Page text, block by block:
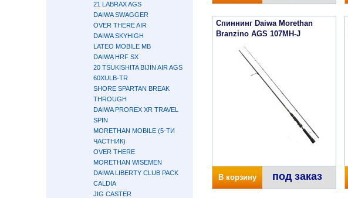
21 LABRAX AGS
DAIWA SWAGGER
OVER THERE AIR
DAIWA SKYHIGH
LATEO MOBILE MB
DAIWA HRF SX
20 TSUKISHITA BIJIN AIR AGS
60XULB-TR
SHORE SPARTAN BREAK
THROUGH
DAIWA PROREX XR TRAVEL
SPIN
MORETHAN MOBILE (5-ТИ
ЧАСТНИК)
OVER THERE
MORETHAN WISEMEN
DAIWA LIBERTY CLUB PACK
CALDIA
JIG CASTER
Спиннинг Daiwa Morethan
Branzino AGS 107MH-J
В корзину под заказ